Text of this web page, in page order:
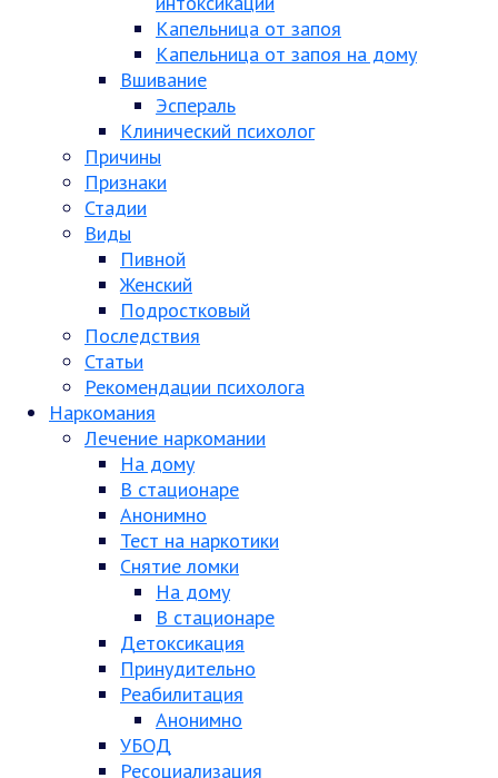
Капельница от запоя
Капельница от запоя на дому
Вшивание
Эспераль
Клинический психолог
Причины
Признаки
Стадии
Виды
Пивной
Женский
Подростковый
Последствия
Статьи
Рекомендации психолога
Наркомания
Лечение наркомании
На дому
В стационаре
Анонимно
Тест на наркотики
Снятие ломки
На дому
В стационаре
Детоксикация
Принудительно
Реабилитация
Анонимно
УБОД
Ресоциализация